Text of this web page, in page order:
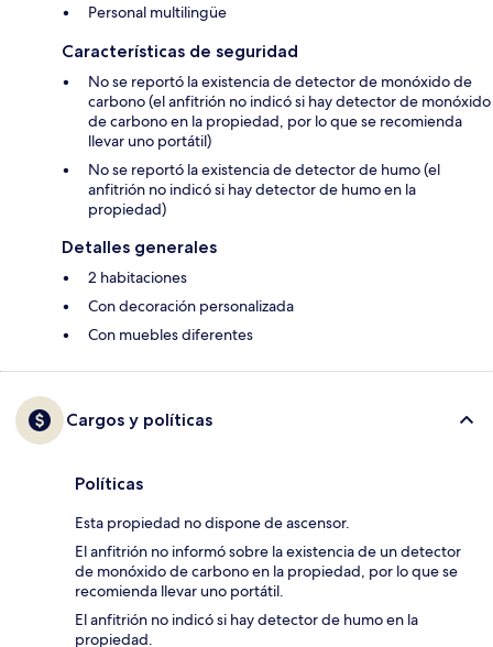
Personal multilingüe
Características de seguridad
No se reportó la existencia de detector de monóxido de
carbono (el anfitrión no indicó si hay detector de monóxido
de carbono en la propiedad, por lo que se recomienda
llevar uno portátil)
No se reportó la existencia de detector de humo (el
anfitrión no indicó si hay detector de humo en la
propiedad)
Detalles generales
2 habitaciones
Con decoración personalizada
Con muebles diferentes
Cargos y políticas
Políticas
Esta propiedad no dispone de ascensor.
El anfitrión no informó sobre la existencia de un detector
de monóxido de carbono en la propiedad, por lo que se
recomienda llevar uno portátil.
El anfitrión no indicó si hay detector de humo en la
propiedad.